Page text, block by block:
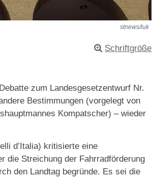
stnews/luk
Schriftgröße
zum Landesgesetzentwurf Nr.
Bestimmungen (vorgelegt von
Kompatscher) – wieder
d’Italia) kritisierte eine
die Streichung der Fahrradförderung
den Landtag begründe. Es sei die